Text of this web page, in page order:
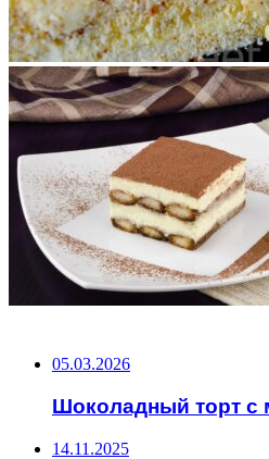
05.03.2026
Шоколадный торт с
14.11.2025